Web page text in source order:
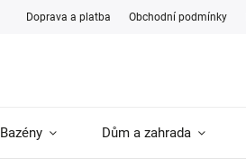
Doprava a platba Obchodní podmínky
Bazény Dům a zahrada